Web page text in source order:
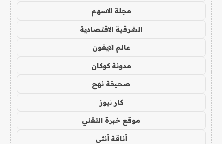
مجلة الاسهم
الشرقية الاقتصادية
عالم الايفون
مدونة كوكان
صحيفة نهج
كار نيوز
موقع خبرة التقني
أناقة أنثى